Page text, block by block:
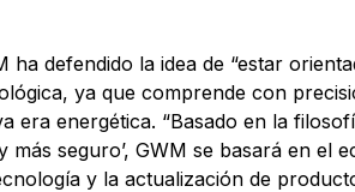
ha defendido la idea de “estar
ya que comprende con
era energética. “Basado en la
más seguro’, GWM se basará en el
y la actualización de